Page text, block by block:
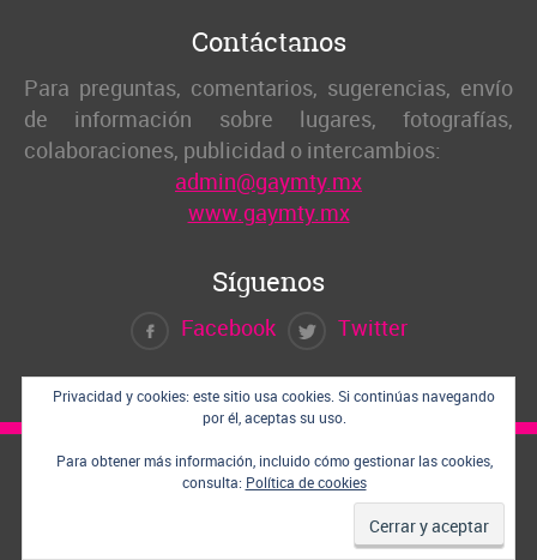
Contáctanos
Para preguntas, comentarios, sugerencias, envío
de información sobre lugares, fotografías,
colaboraciones, publicidad o intercambios:
admin@gaymty.mx
www.gaymty.mx
Síguenos
Facebook Twitter
Privacidad y cookies: este sitio usa cookies. Si continúas navegando
por él, aceptas su uso.
Para obtener más información, incluido cómo gestionar las cookies,
consulta: Política de cookies
¿Quiénes somos? Blog Contacto Política de privacidad
. All rights reserved. Hecha con ♥ en